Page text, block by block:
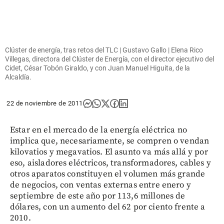
Clúster de energía, tras retos del TLC | Gustavo Gallo | Elena Rico
Villegas, directora del Clúster de Energía, con el director ejecutivo del
Cidet, César Tobón Giraldo, y con Juan Manuel Higuita, de la
Alcaldía.
22 de noviembre de 2011
Estar en el mercado de la energía eléctrica no
implica que, necesariamente, se compren o vendan
kilovatios y megavatios. El asunto va más allá y por
eso, aisladores eléctricos, transformadores, cables y
otros aparatos constituyen el volumen más grande
de negocios, con ventas externas entre enero y
septiembre de este año por 113,6 millones de
dólares, con un aumento del 62 por ciento frente a
2010.